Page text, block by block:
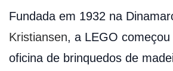
Fundada em 1932 na
Kristiansen, a LEGO
oficina de brinquedos de